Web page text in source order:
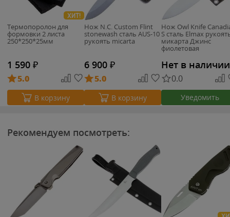
ХИТ!
Термопоролон для
формовки 2 листа
250*250*25мм
1 590 ₽
5.0
В корзину
Нож N.C. Custom Flint
stonewash сталь AUS-10
рукоять micarta
6 900 ₽
5.0
В корзину
Нож Owl Knife
S сталь Elmax
микарта Джинс
фиолетовая
Нет в наличии
0.0
Уведомить
Рекомендуем посмотреть: